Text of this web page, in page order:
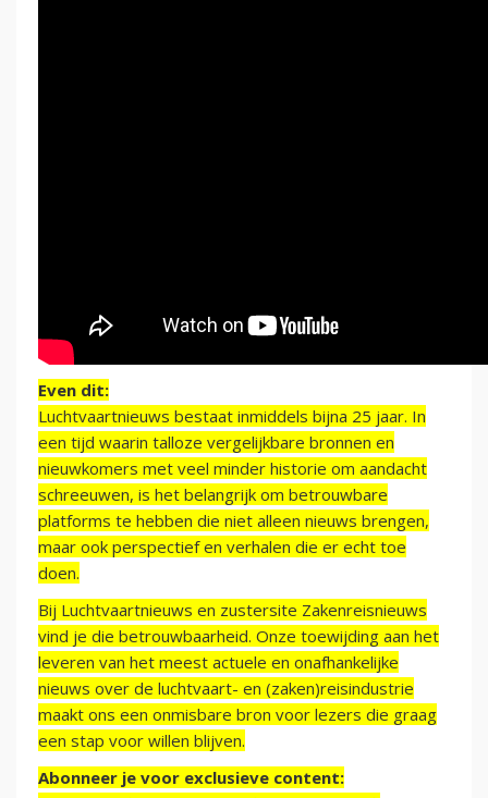
Even dit:
Luchtvaartnieuws bestaat inmiddels bijna 25 jaar. In
een tijd waarin talloze vergelijkbare bronnen en
nieuwkomers met veel minder historie om aandacht
schreeuwen, is het belangrijk om betrouwbare
platforms te hebben die niet alleen nieuws brengen,
maar ook perspectief en verhalen die er echt toe
doen.
Bij Luchtvaartnieuws en zustersite Zakenreisnieuws
vind je die betrouwbaarheid. Onze toewijding aan het
leveren van het meest actuele en onafhankelijke
nieuws over de luchtvaart- en (zaken)reisindustrie
maakt ons een onmisbare bron voor lezers die graag
een stap voor willen blijven.
Abonneer je voor exclusieve content: